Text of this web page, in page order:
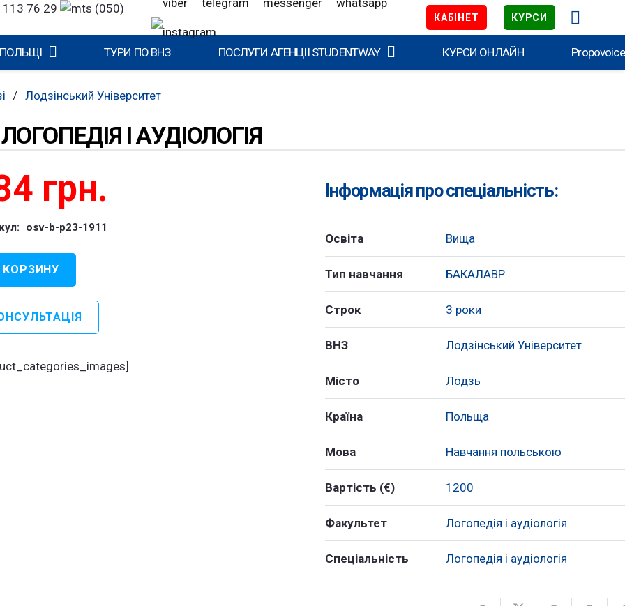
113 76 29
(050)
КАБІНЕТ КУРСИ
ТУРИ ПО ВНЗ ПОСЛУГИ АГЕНЦІЇ STUDENTWAY КУРСИ ОНЛАЙН
/ Лодзінський Університет
І АУДІОЛОГІЯ
грн.
osv-b-p23-1911
КОРЗИНУ
Інформація про спеціальність:
Освіта Вища
Тип навчання БАКАЛАВР
Строк 3 роки
ВНЗ Лодзінський Університет
Місто Лодзь
Країна Польща
Мова Навчання польською
Вартість (€) 1200
Факультет Логопедія і аудіологія
Спеціальність Логопедія і аудіологія